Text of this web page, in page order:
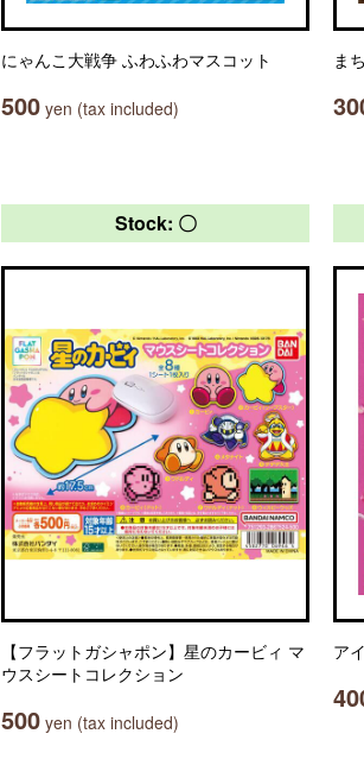
にゃんこ大戦争 ふわふわマスコット
500 yen (tax included)
ま
Stock: 〇
【フラットガシャポン】星のカービィ マ
ウスシートコレクション
500 yen (tax included)
ア